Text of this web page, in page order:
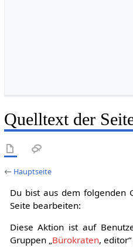
Quelltext der
← Hauptseite
Du bist aus dem folgenden
Seite bearbeiten:
Diese Aktion ist auf
Gruppen „Bürokraten,